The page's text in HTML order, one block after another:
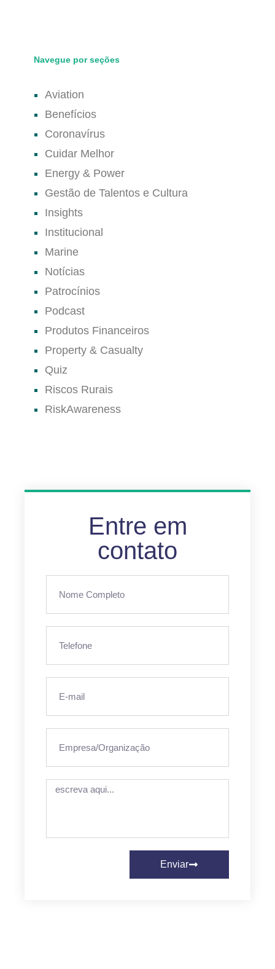
Navegue por seções
Aviation
Benefícios
Coronavírus
Cuidar Melhor
Energy & Power
Gestão de Talentos e Cultura
Insights
Institucional
Marine
Notícias
Patrocínios
Podcast
Produtos Financeiros
Property & Casualty
Quiz
Riscos Rurais
RiskAwareness
Entre em
contato
Enviar